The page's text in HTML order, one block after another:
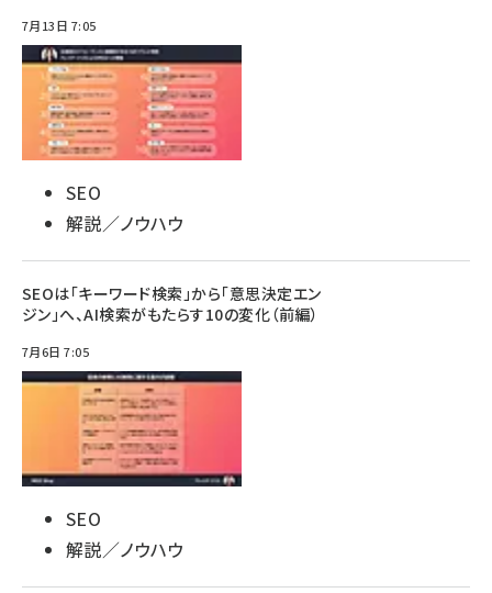
7月13日 7:05
SEO
解説／ノウハウ
SEOは「キーワード検索」から「意思決定エン
ジン」へ、AI検索がもたらす10の変化（前編）
7月6日 7:05
SEO
解説／ノウハウ